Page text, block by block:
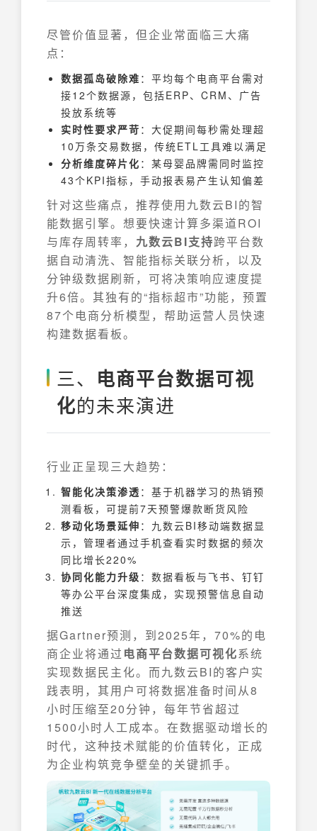
尽管价值显著，但企业常面临三大痛
点：
数据孤岛破除难 ：平均每个电商平台需对
接12个数据源，包括ERP、CRM、广告
投放系统等
实时性要求严苛 ：大促期间每秒需处理超
10万条交易数据，传统ETL工具难以满足
分析维度碎片化 ：某母婴品牌需同时监控
43个KPI指标，手动报表易产生认知偏差
针对这些痛点，推荐使用九数云BI的智
能数据引擎。想要快速计算多渠道ROI
与库存周转率，​ 九数云BI支持跨平台数
据自动清洗、智能指标关联分析，以及
分钟级数据刷新，可将决策响应速度提
升6倍。其独有的“指标超市”功能，预置
87个电商分析模型，帮助运营人员快速
构建数据看板。
三、 电商平台数据可视
化的未来演进
行业正呈现三大趋势：
智能化决策渗透：基于机器学习的热销预
测看板，可提前7天预警爆款断货风险
移动化场景延伸 ：九数云BI移动端数据显
示，管理者通过手机查看实时数据的频次
同比增长220%
协同化能力升级 ：数据看板与飞书、钉钉
等办公平台深度集成，实现预警信息自动
推送
据Gartner预测，到2025年，70%的电
商企业将通过 电商平台数据可视化系统
实现数据民主化。而九数云BI的客户实
践表明，其用户可将数据准备时间从8
小时压缩至20分钟，每年节省超过
1500小时人工成本。在数据驱动增长的
时代，这种技术赋能的价值转化，正成
为企业构筑竞争壁垒的关键抓手。